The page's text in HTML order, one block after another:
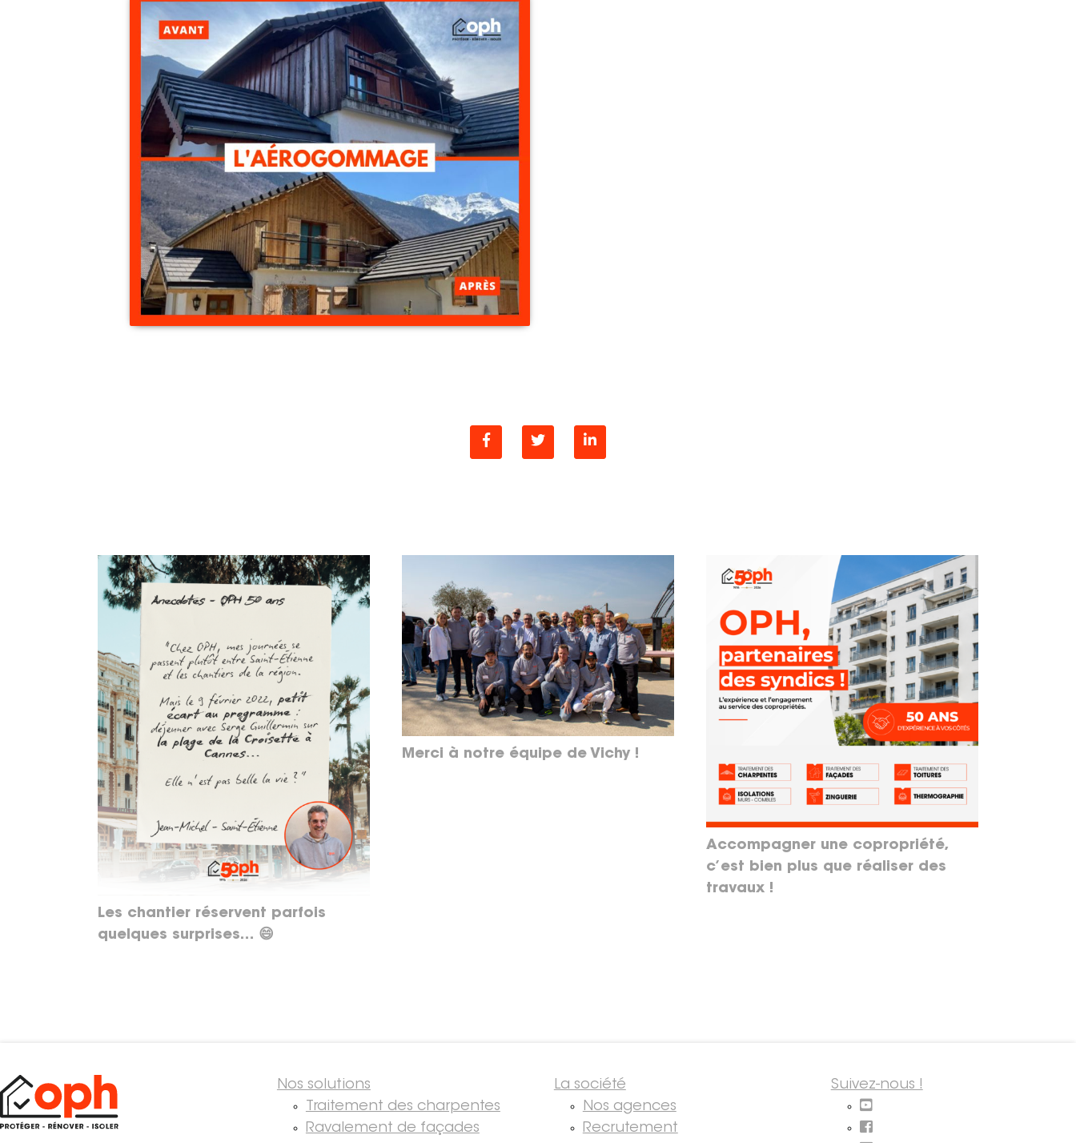
Les chantier réservent parfois
quelques surprises… 😄
Merci à notre équipe de Vichy !
Accompagner une copropriété,
c’est bien plus que réaliser des
travaux !
Nos solutions
Traitement des charpentes
Ravalement de façades
La société
Nos agences
Recrutement
Suivez-nous !